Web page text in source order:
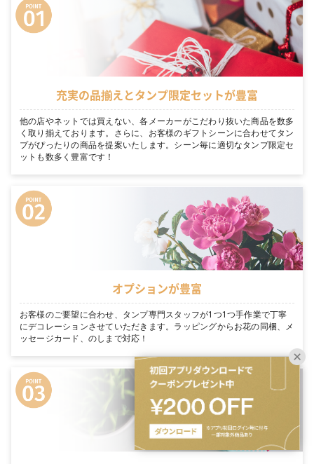
充実の品揃えとタンプ限定セットが豊富
他の店やネットでは買えない、各メーカーがこだわり抜いた商品を数多
く取り揃えております。さらに、お客様のギフトシーンに合わせてタン
プがぴったりの商品を提案いたします。シーン毎に適切なタンプ限定セ
ットも数多く豊富です！
オプションが豊富
お客様のご要望に合わせ、タンプ専門スタッフが1つ1つ手作業で丁寧
にデコレーションさせていただきます。ラッピングからお花の同梱、メ
ッセージカード、のしまで対応！